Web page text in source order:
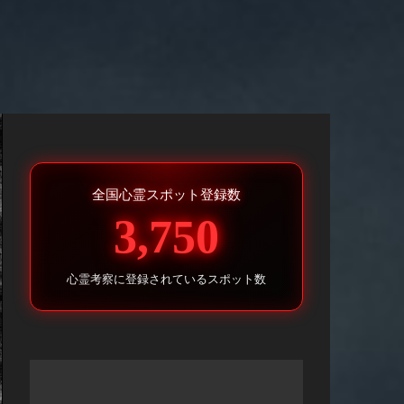
全国心霊スポット登録数
3,750
心霊考察に登録されているスポット数